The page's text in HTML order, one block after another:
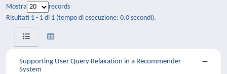
Mostra
records
Risultati 1 - 1 di 1 (tempo di esecuzione: 0.0 secondi).
Supporting User Query Relaxation in a Recommender
System